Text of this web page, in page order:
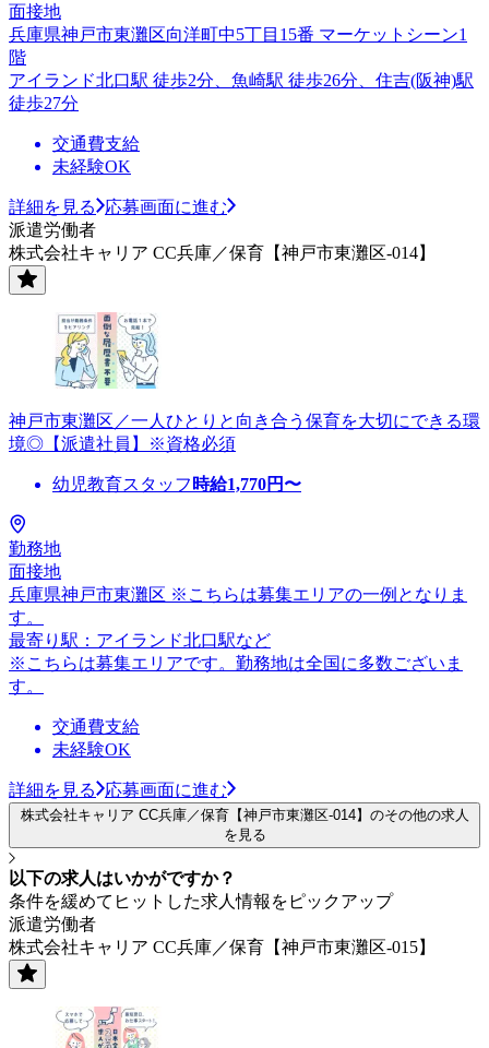
面接地
兵庫県神戸市東灘区向洋町中5丁目15番 マーケットシーン1
階
アイランド北口駅 徒歩2分、魚崎駅 徒歩26分、住吉(阪神)駅
徒歩27分
交通費支給
未経験OK
詳細を見る
応募画面に進む
派遣労働者
株式会社キャリア CC兵庫／保育【神戸市東灘区-014】
神戸市東灘区／一人ひとりと向き合う保育を大切にできる環
境◎【派遣社員】※資格必須
幼児教育スタッフ 時給1,770円〜
勤務地
面接地
兵庫県神戸市東灘区 ※こちらは募集エリアの一例となりま
す。
最寄り駅：アイランド北口駅など
※こちらは募集エリアです。勤務地は全国に多数ございま
す。
交通費支給
未経験OK
詳細を見る 応募画面に進む
株式会社キャリア CC兵庫／保育【神戸市東灘区-014】のその他の求人
を見る
以下の求人はいかがですか？
条件を緩めてヒットした求人情報をピックアップ
派遣労働者
株式会社キャリア CC兵庫／保育【神戸市東灘区-015】